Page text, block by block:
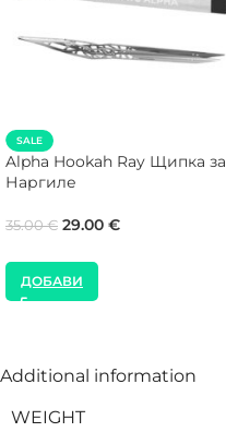
SALE
Alpha Hookah Ray Щипка за
Наргиле
35.00€ 29.00 €
ДОБАВИ
Additional information
WEIGHT